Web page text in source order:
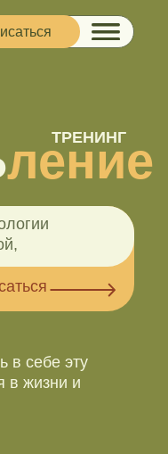
ление
в себе эту
в жизни и
ТРЕНИНГ